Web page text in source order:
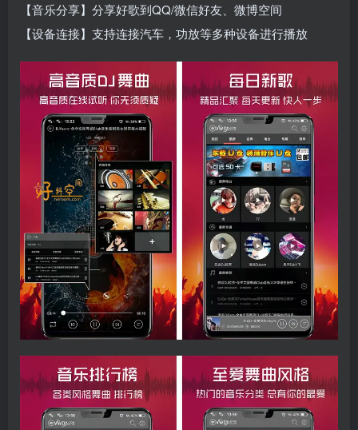
【音乐分享】分享好歌到QQ/微信好友、微博空间
【设备连接】支持连接汽车，功放等多种设备进行播放